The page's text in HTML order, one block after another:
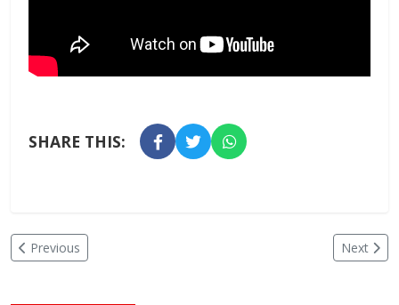
SHARE THIS:
Previous Next